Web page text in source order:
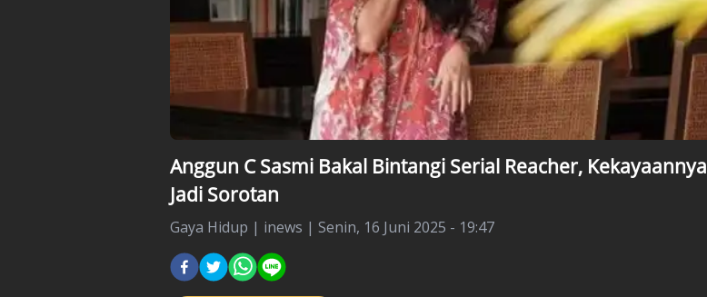
Anggun C Sasmi Bakal Bintangi Serial Reacher, Kekayaannya
Jadi Sorotan
Gaya Hidup | inews | Senin, 16 Juni 2025 - 19:47